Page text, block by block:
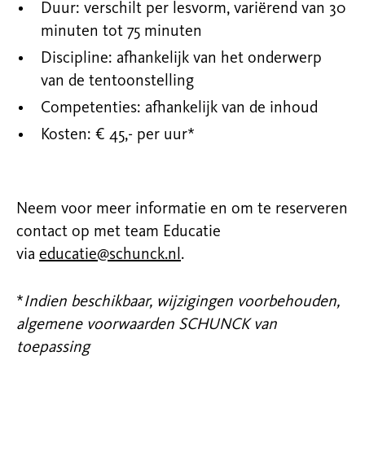
Duur: verschilt per lesvorm, variërend van 30
minuten tot 75 minuten
Discipline: afhankelijk van het onderwerp
van de tentoonstelling
Competenties: afhankelijk van de inhoud
Kosten: € 45,- per uur*
Neem voor meer informatie en om te reserveren
contact op met team Educatie
via educatie@schunck.nl.
*Indien beschikbaar, wijzigingen voorbehouden,
algemene voorwaarden SCHUNCK van
toepassing